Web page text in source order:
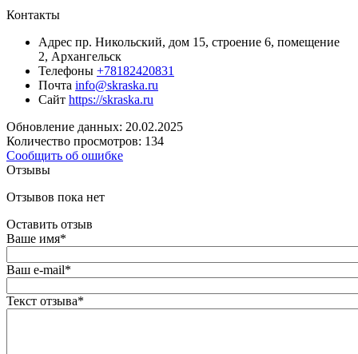
Контакты
Адрес пр. Никольский, дом 15, строение 6, помещение
2, Архангельск
Телефоны +78182420831
Почта info@skraska.ru
Сайт https://skraska.ru
Обновление данных: 20.02.2025
Количество просмотров: 134
Сообщить об ошибке
Отзывы
Отзывов пока нет
Оставить отзыв
Ваше имя*
Ваш e-mail*
Текст отзыва*